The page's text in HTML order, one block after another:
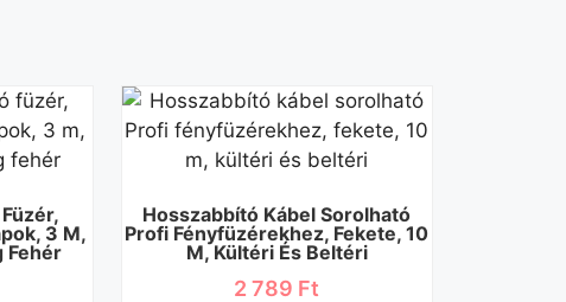
3 M,
Fehér
Hosszabbító Kábel Sorolható
Profi Fényfüzérekhez, Fekete, 10
M, Kültéri És Beltéri
2 789 Ft